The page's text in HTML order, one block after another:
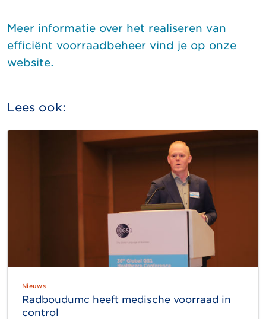
Meer informatie over het realiseren van
efficiënt voorraadbeheer vind je op onze
website.
Lees ook:
Nieuws
Radboudumc heeft medische voorraad in
control